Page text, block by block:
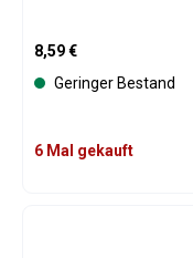
Regulärer Preis:
8,59 €
Geringer Bestand
6 Mal gekauft